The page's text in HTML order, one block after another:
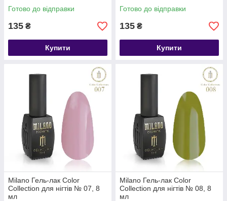
Готово до відправки
135 ₴
Купити
Готово до відправки
135 ₴
Купити
Milano Гель-лак Color
Collection для нігтів № 07, 8
мл
Milano Гель-лак Color
Collection для нігтів № 08, 8
мл